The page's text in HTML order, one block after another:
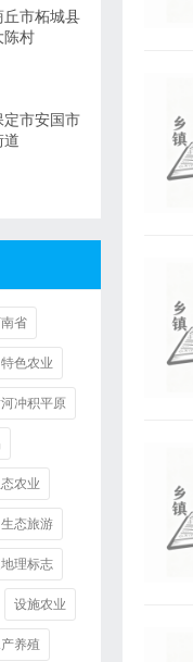
丘市柘城县
陈村
定市安国市
道
省
特色农业
冲积平原
农业
生态旅游
理标志
设施农业
养殖